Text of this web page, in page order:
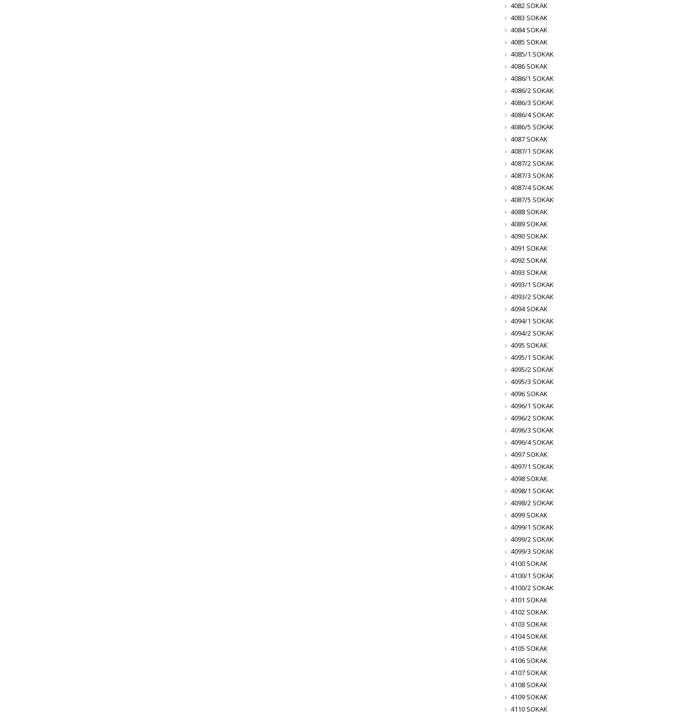
4082 SOKAK
4083 SOKAK
4084 SOKAK
4085 SOKAK
4085/1 SOKAK
4086 SOKAK
4086/1 SOKAK
4086/2 SOKAK
4086/3 SOKAK
4086/4 SOKAK
4086/5 SOKAK
4087 SOKAK
4087/1 SOKAK
4087/2 SOKAK
4087/3 SOKAK
4087/4 SOKAK
4087/5 SOKAK
4088 SOKAK
4089 SOKAK
4090 SOKAK
4091 SOKAK
4092 SOKAK
4093 SOKAK
4093/1 SOKAK
4093/2 SOKAK
4094 SOKAK
4094/1 SOKAK
4094/2 SOKAK
4095 SOKAK
4095/1 SOKAK
4095/2 SOKAK
4095/3 SOKAK
4096 SOKAK
4096/1 SOKAK
4096/2 SOKAK
4096/3 SOKAK
4096/4 SOKAK
4097 SOKAK
4097/1 SOKAK
4098 SOKAK
4098/1 SOKAK
4098/2 SOKAK
4099 SOKAK
4099/1 SOKAK
4099/2 SOKAK
4099/3 SOKAK
4100 SOKAK
4100/1 SOKAK
4100/2 SOKAK
4101 SOKAK
4102 SOKAK
4103 SOKAK
4104 SOKAK
4105 SOKAK
4106 SOKAK
4107 SOKAK
4108 SOKAK
4109 SOKAK
4110 SOKAK